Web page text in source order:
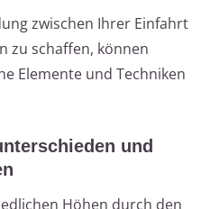
zwischen Ihrer Einfahrt
zu schaffen, können
Elemente und Techniken
und
Höhen durch den